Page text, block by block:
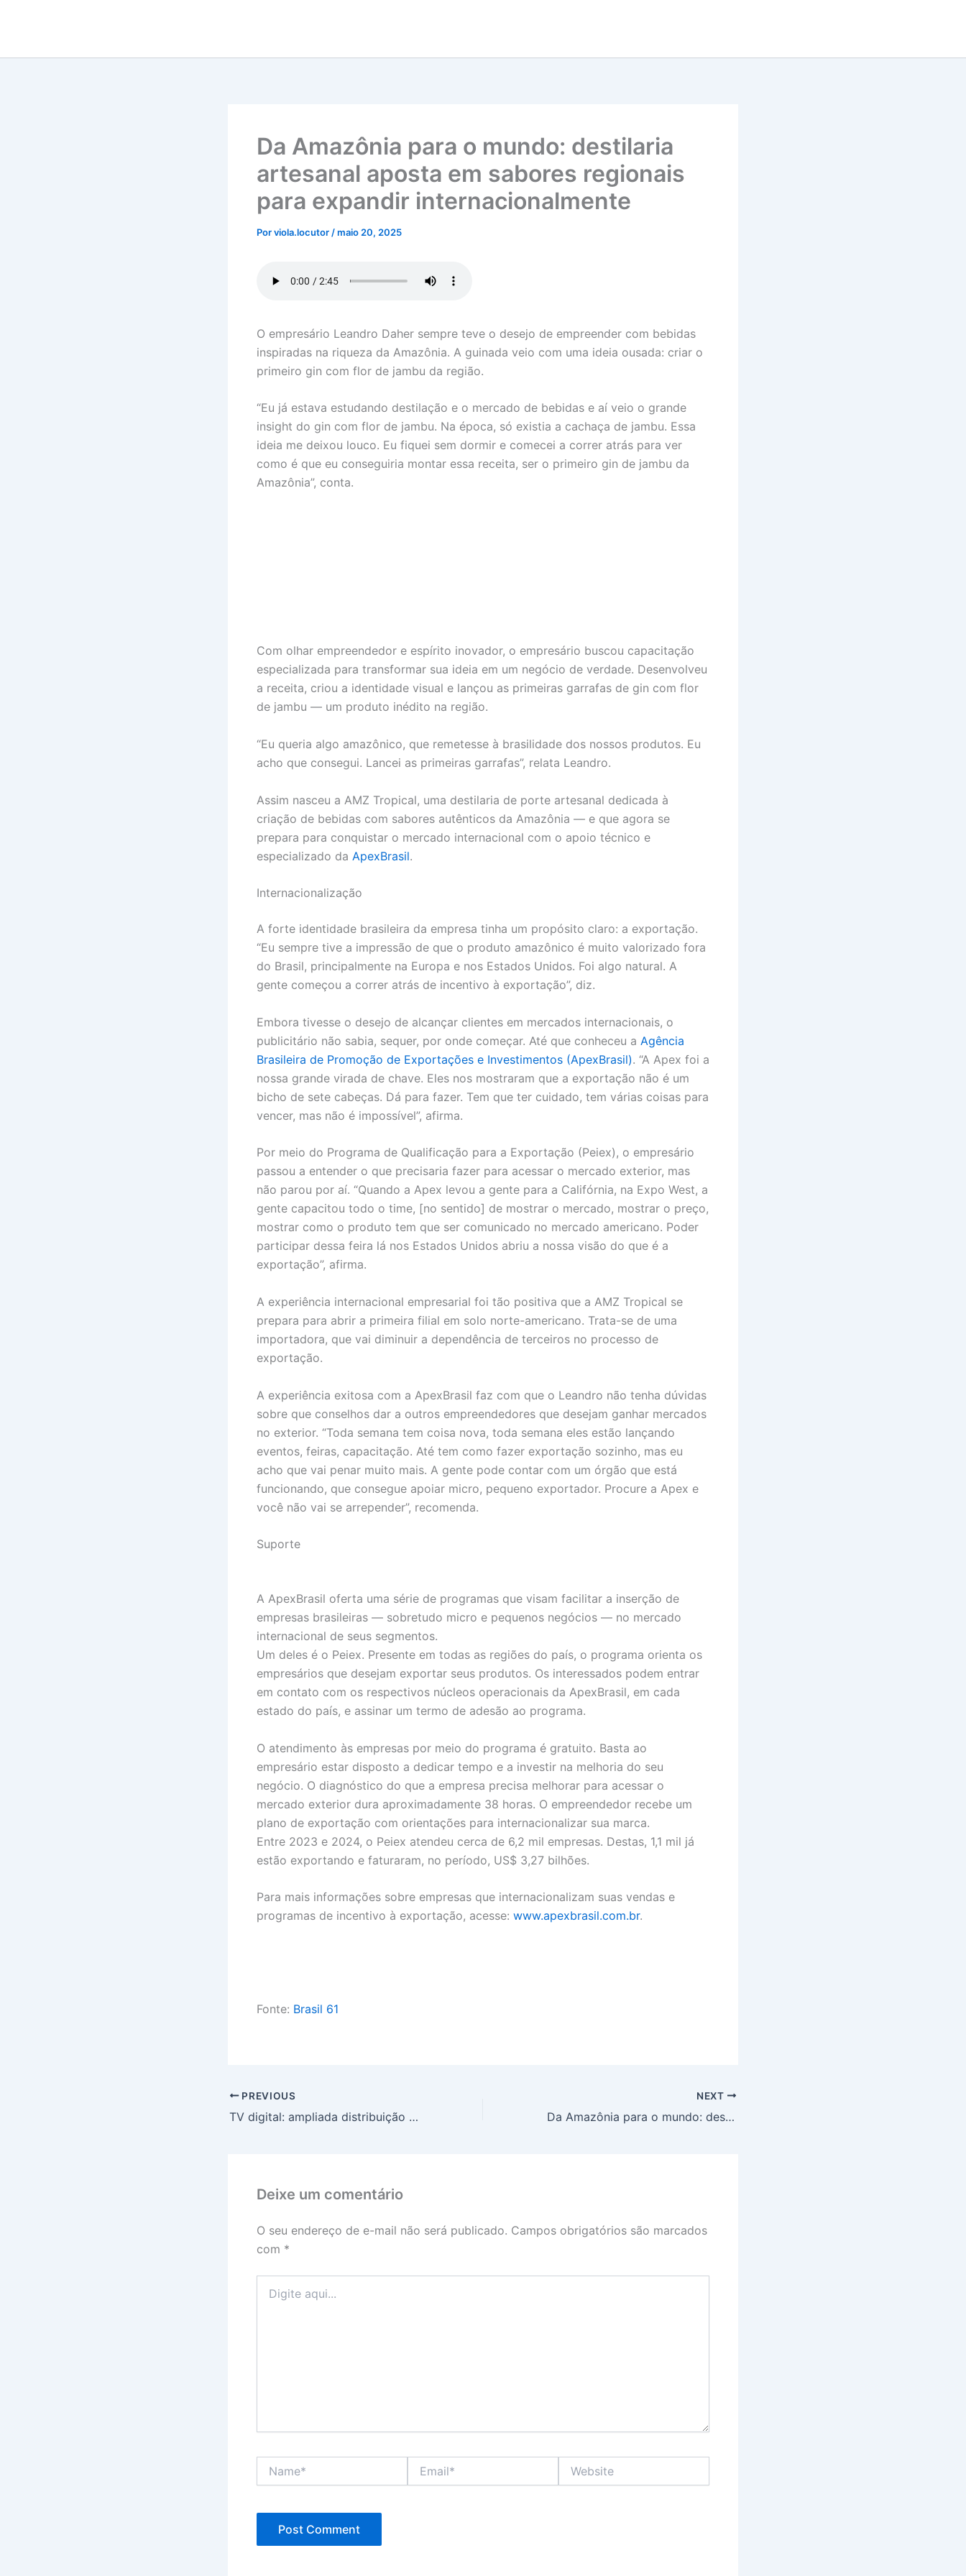
Da Amazônia para o mundo: destilaria
artesanal aposta em sabores regionais
para expandir internacionalmente
Porviola.locutor /maio 20, 2025
O empresário Leandro Daher sempre teve o desejo de empreender com bebidas
inspiradas na riqueza da Amazônia. A guinada veio com uma ideia ousada: criar o
primeiro gin com flor de jambu da região.
“Eu já estava estudando destilação e o mercado de bebidas e aí veio o grande
insight do gin com flor de jambu. Na época, só existia a cachaça de jambu. Essa
ideia me deixou louco. Eu fiquei sem dormir e comecei a correr atrás para ver
como é que eu conseguiria montar essa receita, ser o primeiro gin de jambu da
Amazônia”, conta.
Com olhar empreendedor e espírito inovador, o empresário buscou capacitação
especializada para transformar sua ideia em um negócio de verdade. Desenvolveu
a receita, criou a identidade visual e lançou as primeiras garrafas de gin com flor
de jambu — um produto inédito na região.
“Eu queria algo amazônico, que remetesse à brasilidade dos nossos produtos. Eu
acho que consegui. Lancei as primeiras garrafas”, relata Leandro.
Assim nasceu a AMZ Tropical, uma destilaria de porte artesanal dedicada à
criação de bebidas com sabores autênticos da Amazônia — e que agora se
prepara para conquistar o mercado internacional com o apoio técnico e
especializado da ApexBrasil.
Internacionalização
A forte identidade brasileira da empresa tinha um propósito claro: a exportação.
“Eu sempre tive a impressão de que o produto amazônico é muito valorizado fora
do Brasil, principalmente na Europa e nos Estados Unidos. Foi algo natural. A
gente começou a correr atrás de incentivo à exportação”, diz.
Embora tivesse o desejo de alcançar clientes em mercados internacionais, o
publicitário não sabia, sequer, por onde começar. Até que conheceu a Agência
Brasileira de Promoção de Exportações e Investimentos (ApexBrasil). “A Apex foi a
nossa grande virada de chave. Eles nos mostraram que a exportação não é um
bicho de sete cabeças. Dá para fazer. Tem que ter cuidado, tem várias coisas para
vencer, mas não é impossível”, afirma.
Por meio do Programa de Qualificação para a Exportação (Peiex), o empresário
passou a entender o que precisaria fazer para acessar o mercado exterior, mas
não parou por aí. “Quando a Apex levou a gente para a Califórnia, na Expo West, a
gente capacitou todo o time, [no sentido] de mostrar o mercado, mostrar o preço,
mostrar como o produto tem que ser comunicado no mercado americano. Poder
participar dessa feira lá nos Estados Unidos abriu a nossa visão do que é a
exportação”, afirma.
A experiência internacional empresarial foi tão positiva que a AMZ Tropical se
prepara para abrir a primeira filial em solo norte-americano. Trata-se de uma
importadora, que vai diminuir a dependência de terceiros no processo de
exportação.
A experiência exitosa com a ApexBrasil faz com que o Leandro não tenha dúvidas
sobre que conselhos dar a outros empreendedores que desejam ganhar mercados
no exterior. “Toda semana tem coisa nova, toda semana eles estão lançando
eventos, feiras, capacitação. Até tem como fazer exportação sozinho, mas eu
acho que vai penar muito mais. A gente pode contar com um órgão que está
funcionando, que consegue apoiar micro, pequeno exportador. Procure a Apex e
você não vai se arrepender”, recomenda.
Suporte
A ApexBrasil oferta uma série de programas que visam facilitar a inserção de
empresas brasileiras — sobretudo micro e pequenos negócios — no mercado
internacional de seus segmentos.
Um deles é o Peiex. Presente em todas as regiões do país, o programa orienta os
empresários que desejam exportar seus produtos. Os interessados podem entrar
em contato com os respectivos núcleos operacionais da ApexBrasil, em cada
estado do país, e assinar um termo de adesão ao programa.
O atendimento às empresas por meio do programa é gratuito. Basta ao
empresário estar disposto a dedicar tempo e a investir na melhoria do seu
negócio. O diagnóstico do que a empresa precisa melhorar para acessar o
mercado exterior dura aproximadamente 38 horas. O empreendedor recebe um
plano de exportação com orientações para internacionalizar sua marca.
Entre 2023 e 2024, o Peiex atendeu cerca de 6,2 mil empresas. Destas, 1,1 mil já
estão exportando e faturaram, no período, US$ 3,27 bilhões.
Para mais informações sobre empresas que internacionalizam suas vendas e
programas de incentivo à exportação, acesse: www.apexbrasil.com.br.
Fonte: Brasil 61
PREVIOUS
TV digital: ampliada distribuição de kits de antenas, via satélite, para 323 municípios
NEXT
Da Amazônia para o mundo: destilaria artesanal aposta em sabores regionais para expandir internacionalmente
Deixe um comentário
O seu endereço de e-mail não será publicado. Campos obrigatórios são marcados
com *
aqui...